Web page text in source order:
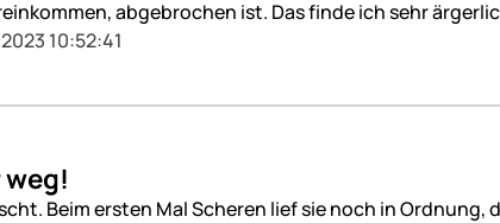
abgebrochen ist. Das finde ich sehr
10:52:41
Beim ersten Mal Scheren lief sie noch in Ordnung,